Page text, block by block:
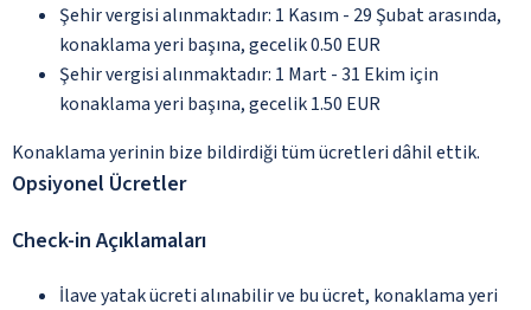
Şehir vergisi alınmaktadır: 1 Kasım - 29 Şubat arasında,
konaklama yeri başına, gecelik 0.50 EUR
Şehir vergisi alınmaktadır: 1 Mart - 31 Ekim için
konaklama yeri başına, gecelik 1.50 EUR
Konaklama yerinin bize bildirdiği tüm ücretleri dâhil ettik.
Opsiyonel Ücretler
Check-in Açıklamaları
İlave yatak ücreti alınabilir ve bu ücret, konaklama yeri